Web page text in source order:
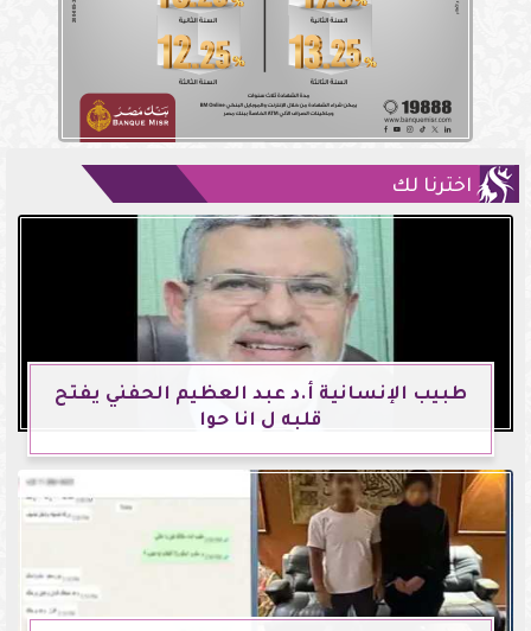
اخترنا لك
طبيب الإنسانية أ.د عبد العظيم الحفني يفتح
قلبه ل انا حوا